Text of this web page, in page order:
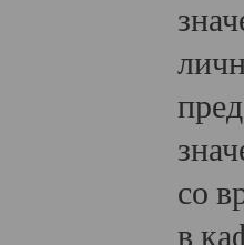
со
в